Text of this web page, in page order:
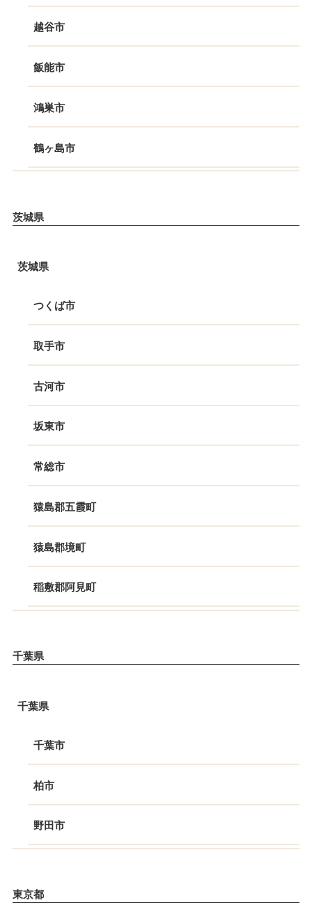
越谷市
飯能市
鴻巣市
鶴ヶ島市
茨城県
茨城県
つくば市
取手市
古河市
坂東市
常総市
猿島郡五霞町
猿島郡境町
稲敷郡阿見町
千葉県
千葉県
千葉市
柏市
野田市
東京都